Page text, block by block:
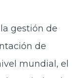
gestión de
de
mundial, el